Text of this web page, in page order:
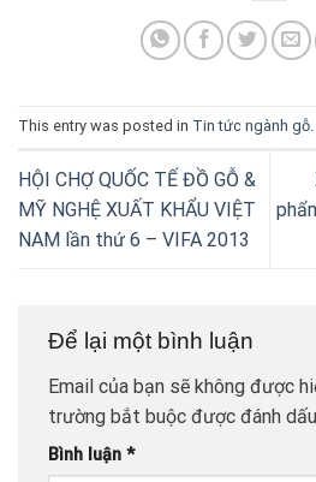
This entry was posted in Tin tức ngành gỗ
HỘI CHỢ QUỐC TẾ ĐỒ GỖ &
MỸ NGHỆ XUẤT KHẨU VIỆT
NAM lần thứ 6 – VIFA 2013
Để lại một bình luận
Email của bạn sẽ không được
trường bắt buộc được đánh dấu
Bình luận *